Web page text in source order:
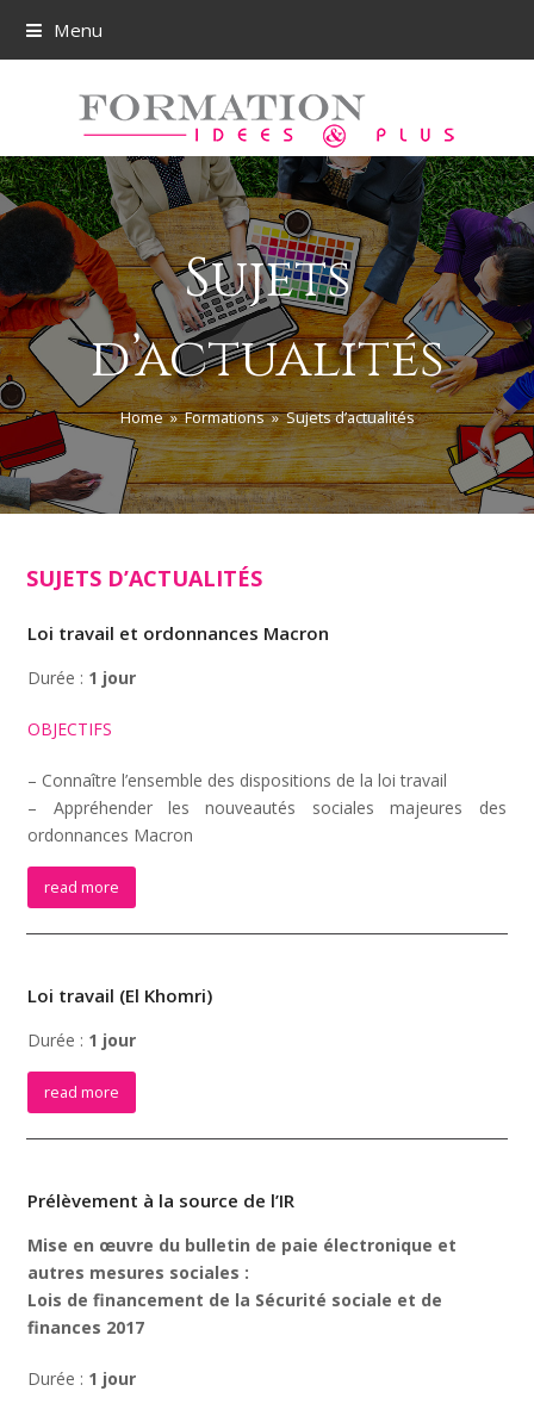
Menu
Sujets
d’actualités
Home»Formations»Sujets d’actualités
SUJETS D’ACTUALITÉS
Loi travail et ordonnances Macron
Durée : 1 jour
OBJECTIFS
– Connaître l’ensemble des dispositions de la loi travail
– Appréhender les nouveautés sociales majeures des
ordonnances Macron
read more
Loi travail (El Khomri)
Durée : 1 jour
read more
Prélèvement à la source de l’IR
Mise en œuvre du bulletin de paie électronique et
autres mesures sociales :
Lois de financement de la Sécurité sociale et de
finances 2017
Durée : 1 jour